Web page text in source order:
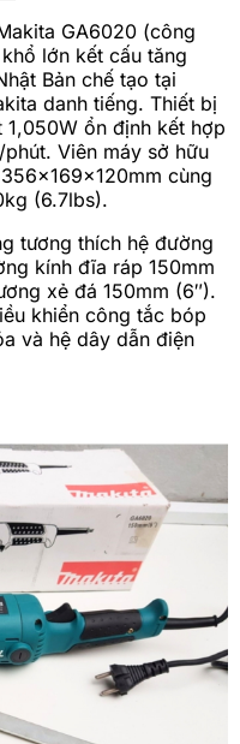
GA6020 (công
lớn kết cấu tăng
Bản chế tạo tại
danh tiếng. Thiết bị
ổn định kết hợp
Viên máy sở hữu
cùng
(6.7lbs).
tương thích hệ đường
kính đĩa ráp 150mm
xẻ đá 150mm (6″).
khiển công tắc bóp
và hệ dây dẫn điện